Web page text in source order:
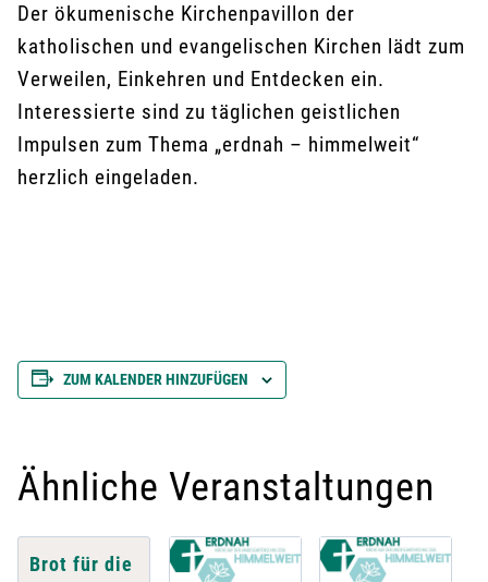
Der ökumenische Kirchenpavillon der
katholischen und evangelischen Kirchen lädt zum
Verweilen, Einkehren und Entdecken ein.
Interessierte sind zu täglichen geistlichen
Impulsen zum Thema „erdnah – himmelweit“
herzlich eingeladen.
ZUM KALENDER HINZUFÜGEN
Ähnliche Veranstaltungen
Brot für die